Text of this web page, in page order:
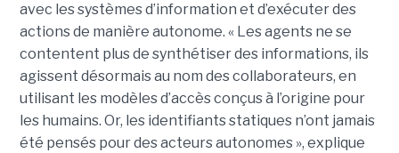
avec les systèmes d’information et d’exécuter des
actions de manière autonome. « Les agents ne se
contentent plus de synthétiser des informations, ils
agissent désormais au nom des collaborateurs, en
utilisant les modèles d’accès conçus à l’origine pour
les humains. Or, les identifiants statiques n’ont jamais
été pensés pour des acteurs autonomes », explique